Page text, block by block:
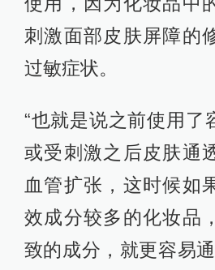
刺激面部皮肤屏障的
过敏症状。
“也就是说之前使用了
或受刺激之后皮肤通
血管扩张，这时候如
效成分较多的化妆品
致的成分，就更容易通